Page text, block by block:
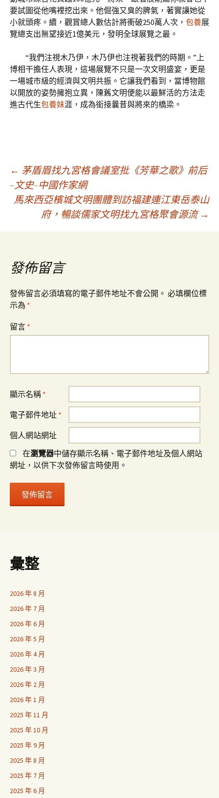
要試圖從他嘴裡挖出來。他倔強又臭的脾氣，著實讓她從
小就頭疼。續，觀賞總人數估計將衝破250萬人次， 包養展
覽總支出無望接近1億美元，發明全球展覽之最。
“我們注視木乃伊，木乃伊也注視著我們的時期。”上
博相干擔任人表現，這場展覽不只是一次文明盛宴，更是
一場城市級的經濟與文明共振。它讓我們看到，當博物館
以開放的姿勢擁抱立異，陳舊文明便能以最鮮活的方法走
進古代生包養妹涯，成為銜接曩昔與將來的橋梁。
文
章
導
覽
← 茅盾眉找九宮格會議室批《芳華之歌》前后
–文史–中國作家網
馬來西亞檳城文明團體到訪福建連江東岳泰山
府，暢談儒家文明找九宮格聚會源流 →
發佈留言
發佈留言必須填寫的電子郵件地址不會公開。 必填欄位標
示為 *
留言 *
顯示名稱 *
電子郵件地址 *
個人網站網址
在瀏覽器中儲存顯示名稱、電子郵件地址及個人網站
網址，以供下次發佈留言時使用。
彙整
2026 年 8 月
2026 年 7 月
2026 年 6 月
2026 年 5 月
2026 年 4 月
2026 年 3 月
2026 年 2 月
2026 年 1 月
2025 年 11 月
2025 年 10 月
2025 年 9 月
2025 年 8 月
2025 年 7 月
2025 年 6 月